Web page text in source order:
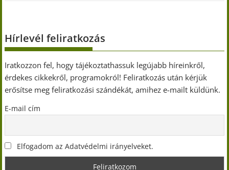
Hírlevél feliratkozás
Iratkozzon fel, hogy tájékoztathassuk legújabb híreinkről,
érdekes cikkekről, programokról! Feliratkozás után kérjük
erősítse meg feliratkozási szándékát, amihez e-mailt küldünk.
E-mail cím
Elfogadom az Adatvédelmi irányelveket.